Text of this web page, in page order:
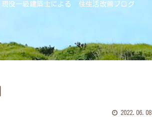
現役一級建築士による 住生活改善ブログ
2022.06.08